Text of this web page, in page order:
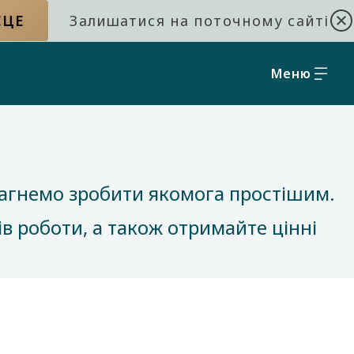
Залишатися на поточному сайті
Меню
зробити якомога простішим.
роботи, а також отримайте цінні